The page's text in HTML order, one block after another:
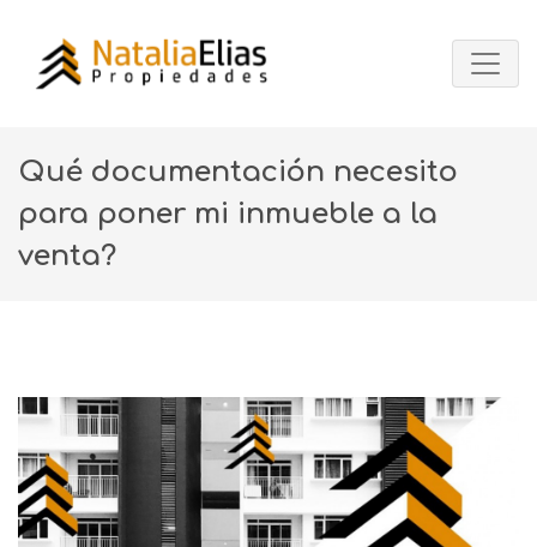
Qué documentación necesito
para poner mi inmueble a la
venta?